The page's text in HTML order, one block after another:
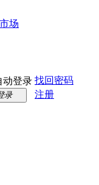
场
动登录 找回密码
录 注册